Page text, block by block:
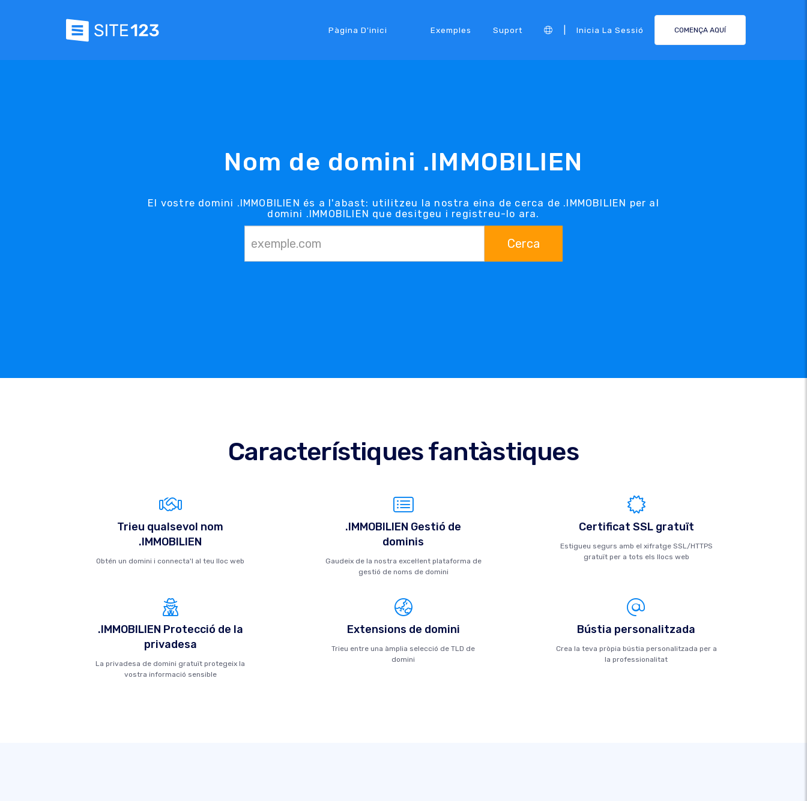
Pàgina D'inici Exemples Suport Inicia La Sessió COMENÇA AQUÍ
Nom de domini .IMMOBILIEN
El vostre domini .IMMOBILIEN és a l'abast: utilitzeu la nostra eina de cerca de .IMMOBILIEN per al
domini .IMMOBILIEN que desitgeu i registreu-lo ara.
Cerca
Característiques fantàstiques
Trieu qualsevol nom
.IMMOBILIEN
Obtén un domini i connecta'l al teu lloc web
.IMMOBILIEN Gestió de
dominis
Gaudeix de la nostra excel·lent plataforma de
gestió de noms de domini
Certificat SSL gratuït
Estigueu segurs amb el xifratge SSL/HTTPS
gratuït per a tots els llocs web
.IMMOBILIEN Protecció de la
privadesa
La privadesa de domini gratuït protegeix la
vostra informació sensible
Extensions de domini
Trieu entre una àmplia selecció de TLD de
domini
Bústia personalitzada
Crea la teva pròpia bústia personalitzada per a
la professionalitat